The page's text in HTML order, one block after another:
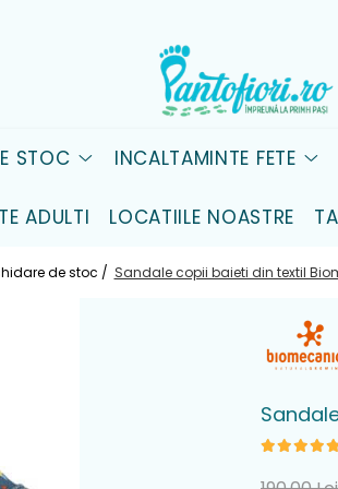
STOC INCALTAMINTE FETE
ADULTI LOCATIILE NOASTRE
de stoc / Sandale copii baieti din textil